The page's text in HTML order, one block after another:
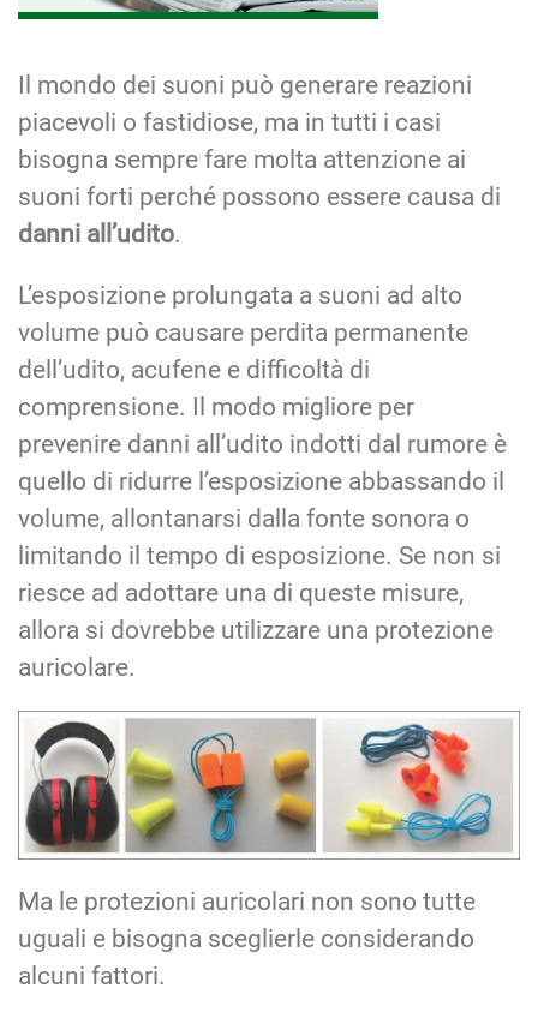
Il mondo dei suoni può generare reazioni
piacevoli o fastidiose, ma in tutti i casi
bisogna sempre fare molta attenzione ai
suoni forti perché possono essere causa di
danni all’udito.
L’esposizione prolungata a suoni ad alto
volume può causare perdita permanente
dell’udito, acufene e difficoltà di
comprensione. Il modo migliore per
prevenire danni all’udito indotti dal rumore è
quello di ridurre l’esposizione abbassando il
volume, allontanarsi dalla fonte sonora o
limitando il tempo di esposizione. Se non si
riesce ad adottare una di queste misure,
allora si dovrebbe utilizzare una protezione
auricolare.
Ma le protezioni auricolari non sono tutte
uguali e bisogna sceglierle considerando
alcuni fattori.